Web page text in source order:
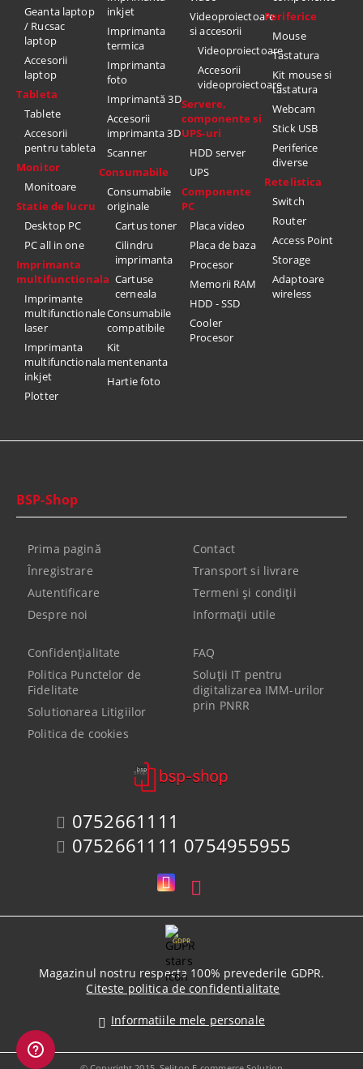
Geanta laptop
/ Rucsac
laptop
Accesorii
laptop
Tableta
Tablete
Accesorii
pentru tableta
Monitor
Monitoare
Statie de lucru
Desktop PC
PC all in one
Imprimanta
multifunctionala
Imprimante
multifunctionale
laser
Imprimanta
multifunctionala
inkjet
Plotter
inkjet
Imprimanta
termica
Imprimanta
foto
Imprimantă 3D
Accesorii
imprimanta 3D
Scanner
Consumabile
Consumabile
originale
Cartus toner
Cilindru
imprimanta
Cartuse
cerneala
Consumabile
compatibile
Kit
mentenanta
Hartie foto
Videoproiectoare
si accesorii
Videoproiectoare
Accesorii
videoproiectoare
Servere,
componente si
UPS-uri
HDD server
UPS
Componente
PC
Placa video
Placa de baza
Procesor
Memorii RAM
HDD - SSD
Cooler
Procesor
Periferice
Mouse
Tastatura
Kit mouse si
tastatura
Webcam
Stick USB
Periferice
diverse
Retelistica
Switch
Router
Access Point
Storage
Adaptoare
wireless
0752661111
0752661111 0754955955
BSP-Shop
Prima pagină
Înregistrare
Autentificare
Despre noi
Contact
Transport si livrare
Termeni şi condiţii
Informaţii utile
Confidenţialitate
Politica Punctelor de
Fidelitate
Solutionarea Litigiilor
Politica de cookies
FAQ
Soluții IT pentru
digitalizarea IMM-urilor
prin PNRR
GDPR
Magazinul nostru respecta 100% prevederile GDPR.
Citeste politica de confidentialitate
Informatiile mele personale